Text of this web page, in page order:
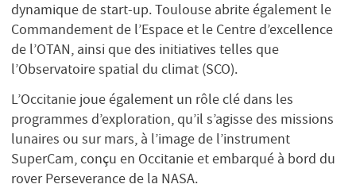
dynamique de start-up. Toulouse abrite également le
Commandement de l’Espace et le Centre d’excellence
de l’OTAN, ainsi que des initiatives telles que
l’Observatoire spatial du climat (SCO).
L’Occitanie joue également un rôle clé dans les
programmes d’exploration, qu’il s’agisse des missions
lunaires ou sur mars, à l’image de l’instrument
SuperCam, conçu en Occitanie et embarqué à bord du
rover Perseverance de la NASA.